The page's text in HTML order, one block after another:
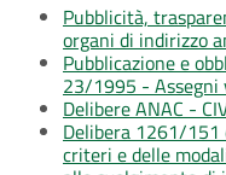
Pubblicità,
organi di indirizzo
Pubblicazione e
23/1995 - Assegni
Delibere ANAC -
Delibera 1261/
criteri e delle